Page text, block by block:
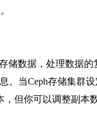
储数据，处理数据
。当Ceph存储集群
，但你可以调整副本数